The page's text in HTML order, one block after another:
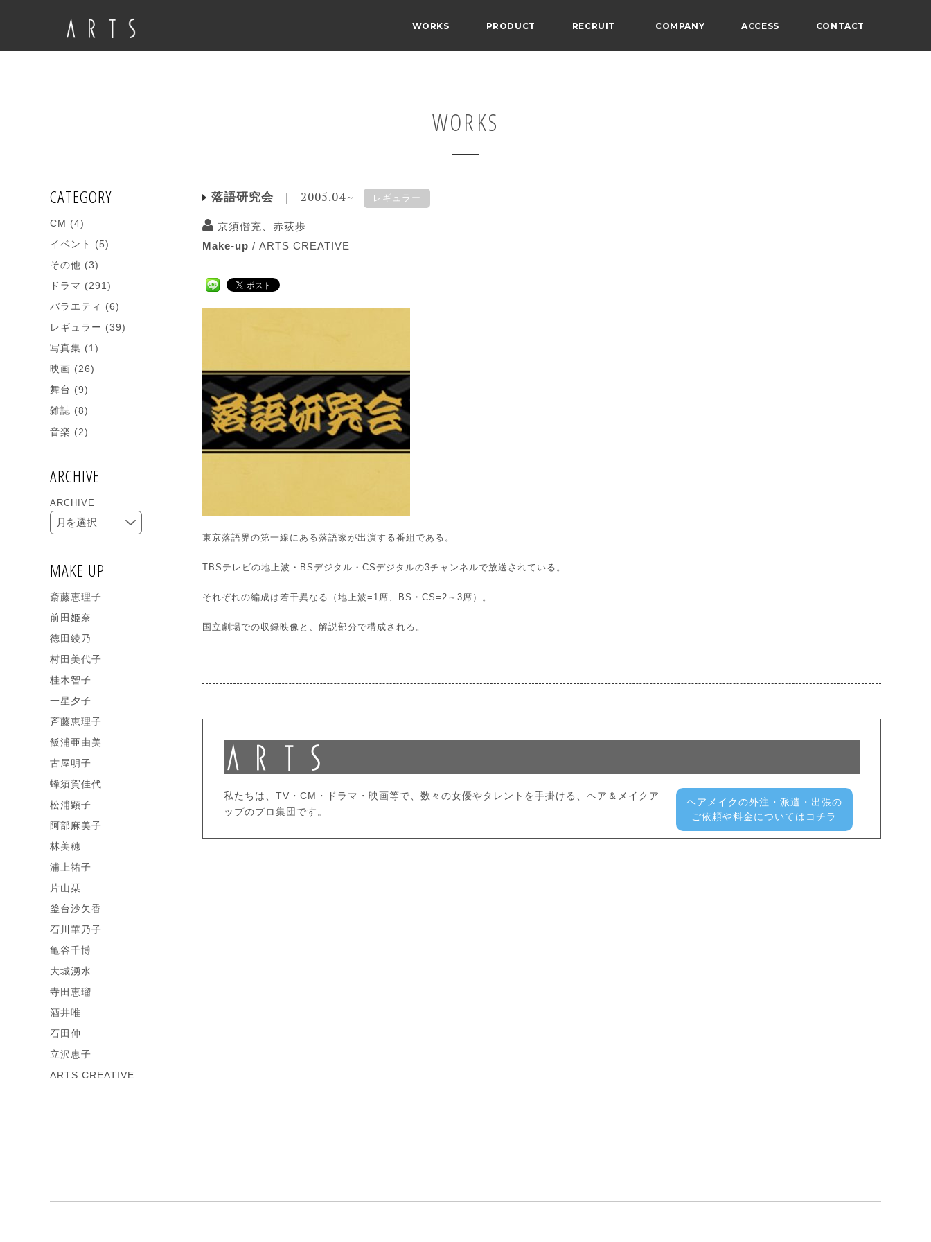
WORKS PRODUCT RECRUIT COMPANY ACCESS CONTACT
WORKS
落語研究会 2005.04～ レギュラー
京須偕充、赤荻歩
Make-up / ARTS CREATIVE
東京落語界の第一線にある落語家が出演する番組である。
TBSテレビの地上波・BSデジタル・CSデジタルの3チャンネルで放送されている。
それぞれの編成は若干異なる（地上波=1席、BS・CS=2～3席）。
国立劇場での収録映像と、解説部分で構成される。
私たちは、TV・CM・ドラマ・映画等で、数々の女優やタレントを手掛ける、ヘア＆メイクア
ップのプロ集団です。
ヘアメイクの外注・派遣・出張の
ご依頼や料金についてはコチラ
CATEGORY
CM (4)
イベント
(5)
その他 (3)
ドラマ (291)
バラエティ
(6)
レギュラー (39)
写真集 (1)
映画 (26)
舞台 (9)
雑誌 (8)
音楽 (2)
ARCHIVE
ARCHIVE
MAKE UP
斎藤恵理子
前田姫奈
徳田綾乃
村田美代子
桂木智子
一星夕子
斉藤恵理子
飯浦亜由美
古屋明子
蜂須賀佳代
松浦顕子
阿部麻美子
林美穂
浦上祐子
片山栞
釜台沙矢香
石川華乃子
亀谷千博
大城湧水
寺田恵瑠
酒井唯
石田伸
立沢恵子
ARTS CREATIVE